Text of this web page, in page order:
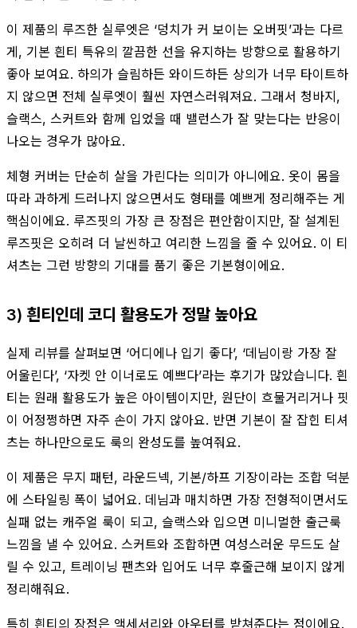
이 제품의 루즈한 실루엣은 ‘덩치가 커 보이는 오버핏’과는 다르
게, 기본 흰티 특유의 깔끔한 선을 유지하는 방향으로 활용하기
좋아 보여요. 하의가 슬림하든 와이드하든 상의가 너무 타이트하
지 않으면 전체 실루엣이 훨씬 자연스러워져요. 그래서 청바지,
슬랙스, 스커트와 함께 입었을 때 밸런스가 잘 맞는다는 반응이
나오는 경우가 많아요.
체형 커버는 단순히 살을 가린다는 의미가 아니에요. 옷이 몸을
따라 과하게 드러나지 않으면서도 형태를 예쁘게 정리해주는 게
핵심이에요. 루즈핏의 가장 큰 장점은 편안함이지만, 잘 설계된
루즈핏은 오히려 더 날씬하고 여리한 느낌을 줄 수 있어요. 이 티
셔츠는 그런 방향의 기대를 품기 좋은 기본형이에요.
3) 흰티인데 코디 활용도가 정말 높아요
실제 리뷰를 살펴보면 ‘어디에나 입기 좋다’, ‘데님이랑 가장 잘
어울린다’, ‘자켓 안 이너로도 예쁘다’라는 후기가 많았습니다. 흰
티는 원래 활용도가 높은 아이템이지만, 원단이 흐물거리거나 핏
이 어정쩡하면 자주 손이 가지 않아요. 반면 기본이 잘 잡힌 티셔
츠는 하나만으로도 룩의 완성도를 높여줘요.
이 제품은 무지 패턴, 라운드넥, 기본/하프 기장이라는 조합 덕분
에 스타일링 폭이 넓어요. 데님과 매치하면 가장 전형적이면서도
실패 없는 캐주얼 룩이 되고, 슬랙스와 입으면 미니멀한 출근룩
느낌을 낼 수 있어요. 스커트와 조합하면 여성스러운 무드도 살
릴 수 있고, 트레이닝 팬츠와 입어도 너무 후줄근해 보이지 않게
정리해줘요.
특히 흰티의 장점은 액세서리와 아우터를 받쳐준다는 점이에요.